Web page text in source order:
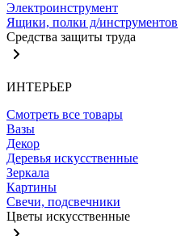
Электроинструмент
Ящики, полки д/инструментов
Средства защиты труда
ИНТЕРЬЕР
Смотреть все товары
Вазы
Декор
Деревья искусственные
Зеркала
Картины
Свечи, подсвечники
Цветы искусственные